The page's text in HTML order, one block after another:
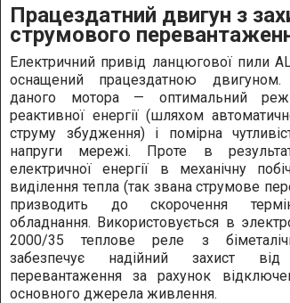
Працездатний двигун з
струмового
Електричний привід ланцюгової пили
оснащений працездатною
даного мотора — оптимальний
реактивної енергії (шляхом
струму збудження) і помірна
напруги мережі. Проте в
електричної енергії в механічну
виділення тепла (так звана струмове
призводить до скорочення
обладнання. Використовується в
2000/35 теплове реле з
забезпечує надійний захист
перевантаження за рахунок
основного джерела живлення.